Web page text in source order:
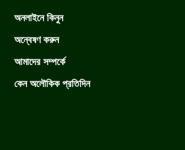
অনলাইনে কিনুন
অন্বেষণ করুন
আমাদের সম্পর্কে
কেন অলৌকিক প্রতিদিন